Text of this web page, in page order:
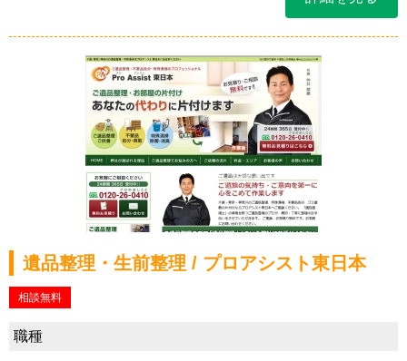
遺品整理・生前整理 / プロアシスト東日本
相談無料
職種